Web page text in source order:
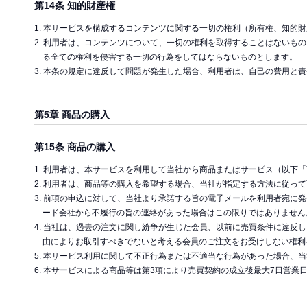
第14条 知的財産権
1. 本サービスを構成するコンテンツに関する一切の権利（所有権、知的
2. 利用者は、コンテンツについて、一切の権利を取得することはないも
る全ての権利を侵害する一切の行為をしてはならないものとします。
3. 本条の規定に違反して問題が発生した場合、利用者は、自己の費用と
第5章 商品の購入
第15条 商品の購入
1. 利用者は、本サービスを利用して当社から商品またはサービス（以下
2. 利用者は、商品等の購入を希望する場合、当社が指定する方法に従っ
3. 前項の申込に対して、当社より承諾する旨の電子メールを利用者宛に
ード会社から不履行の旨の連絡があった場合はこの限りではありませ
4. 当社は、過去の注文に関し紛争が生じた会員、以前に売買条件に違反
由によりお取引すべきでないと考える会員のご注文をお受けしない権
5. 本サービス利用に関して不正行為または不適当な行為があった場合、
6. 本サービスによる商品等は第3項により売買契約の成立後最大7日営